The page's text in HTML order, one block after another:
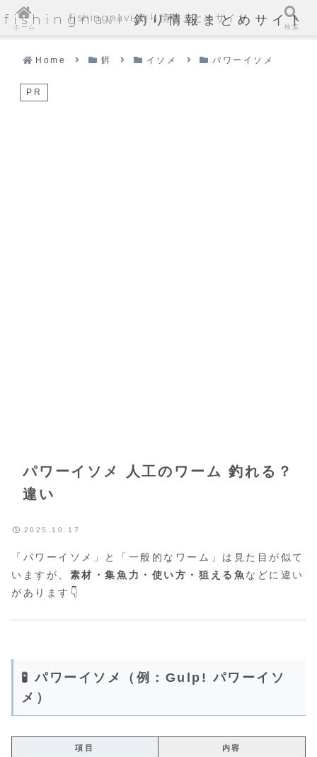
fishingnavi 釣り情報まとめサイト
Home 餌 イソメ パワーイソメ
PR
パワーイソメ 人工のワーム 釣れる？
違い
2025.10.17
「パワーイソメ」と「一般的なワーム」は見た目が似て
いますが、 素材・集魚力・使い方・狙える魚 などに違い
があります👇
🧪 パワーイソメ（例：Gulp! パワーイソ
メ）
項目 内容
ホーム
fishingnavi 釣り情報まとめサイト
検索